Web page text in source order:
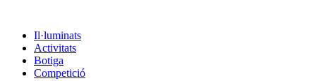
contingutIl·luminats
Activitats
Botiga
Competició